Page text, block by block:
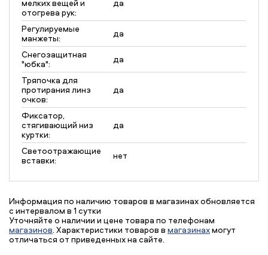
мелких вещей и
отогрева рук:
да
Регулируемые
манжеты:
да
Снегозащитная
"юбка":
да
Тряпочка для
протирания линз
очков:
да
Фиксатор,
стягивающий низ
куртки:
да
Светоотражающие
вставки:
нет
Информация по наличию товаров в магазинах обновляется
с интервалом в 1 сутки
Уточняйте о наличии и цене товара по телефонам
магазинов. Характеристики товаров в магазинахмогут
отличаться от приведенных на сайте.